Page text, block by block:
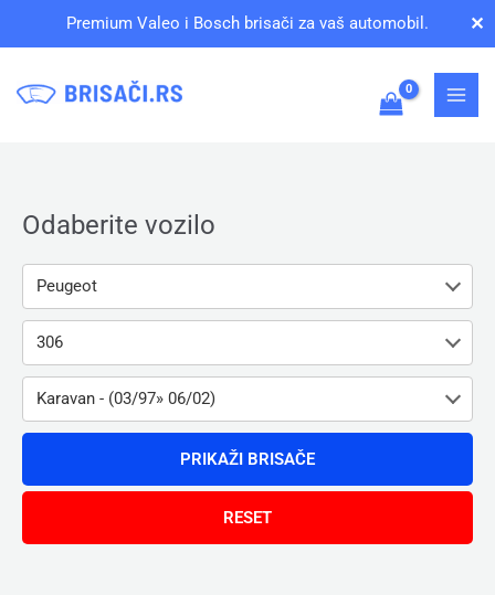
Premium Valeo i Bosch brisači za vaš automobil. ✕
Odaberite vozilo
Peugeot
306
Karavan - (03/97» 06/02)